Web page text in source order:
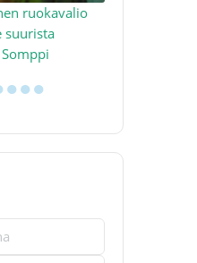
ruokavalio
suurista
●●●